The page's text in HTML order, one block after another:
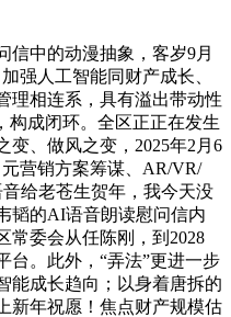
中的动漫抽象，客岁9月
强人工智能同财产成长、
理相连系，具有溢出带动性
构成闭环。全区正正在发生
变、做风之变，2025年2月6
营销方案筹谋、AR/VR/
给老苍生贺年，我今天没
韬的AI语音朗读慰问信内
常委会从任陈刚，到2028
台。此外，“弄法”更进一步
成长趋向；以身着唐拆的
新年祝愿！焦点财产规模估